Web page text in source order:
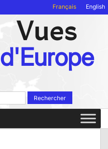
Français English
Vues
d'Europe